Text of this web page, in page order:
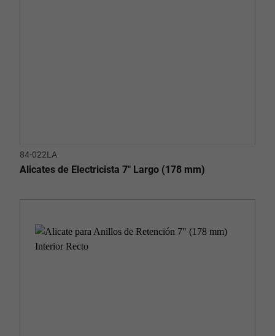
84-022LA
Alicates de Electricista 7" Largo (178 mm)